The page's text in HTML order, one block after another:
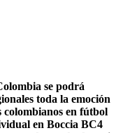
se podrá
toda la emoción
colombianos en fútbol
en Boccia BC4